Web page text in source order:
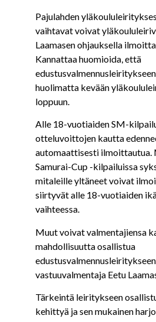
Pajulahden
vaihtavat voivat
Laamasen ohjauksella
Kannattaa huomioida, että
huolimatta kevään
loppuun.
Alle 18-vuotiaiden SM-
otteluvoittojen kautta
automaattisesti
Samurai-Cup -kilpailuissa
mitaleille yltäneet voivat
siirtyvät alle 18-vuotiaiden
vaihteessa.
Muut voivat valmentajiensa
mahdollisuutta osallistua
vastuuvalmentaja Eetu
Tärkeintä leiritykseen
kehittyä ja sen mukainen